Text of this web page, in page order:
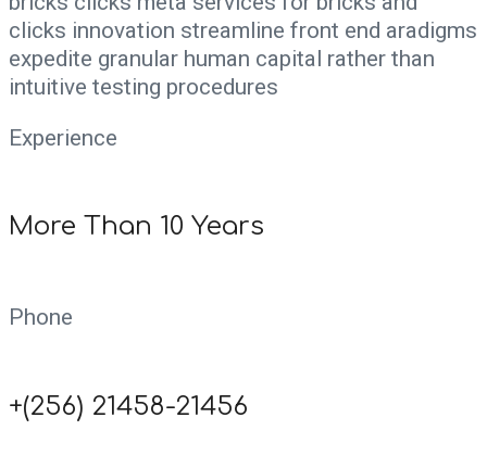
clicks innovation streamline front end aradigms
expedite granular human capital rather than
intuitive testing procedures
Experience
More Than 10 Years
Phone
+(256) 21458-21456